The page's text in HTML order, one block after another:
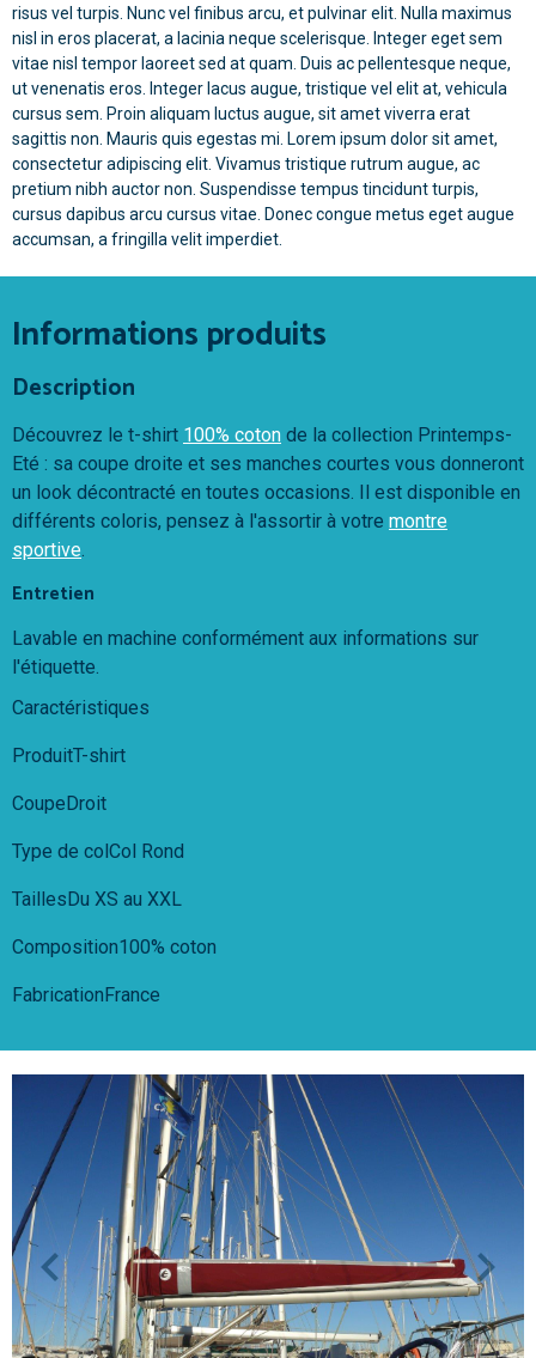
risus vel turpis. Nunc vel finibus arcu, et pulvinar elit. Nulla maximus
nisl in eros placerat, a lacinia neque scelerisque. Integer eget sem
vitae nisl tempor laoreet sed at quam. Duis ac pellentesque neque,
ut venenatis eros. Integer lacus augue, tristique vel elit at, vehicula
cursus sem. Proin aliquam luctus augue, sit amet viverra erat
sagittis non. Mauris quis egestas mi. Lorem ipsum dolor sit amet,
consectetur adipiscing elit. Vivamus tristique rutrum augue, ac
pretium nibh auctor non. Suspendisse tempus tincidunt turpis,
cursus dapibus arcu cursus vitae. Donec congue metus eget augue
accumsan, a fringilla velit imperdiet.
Informations produits
Description
Découvrez le t-shirt 100% coton de la collection Printemps-
Eté : sa coupe droite et ses manches courtes vous donneront
un look décontracté en toutes occasions. Il est disponible en
différents coloris, pensez à l'assortir à votre montre
sportive.
Entretien
Lavable en machine conformément aux informations sur
l'étiquette.
Caractéristiques
ProduitT-shirt
CoupeDroit
Type de colCol Rond
TaillesDu XS au XXL
Composition100% coton
FabricationFrance